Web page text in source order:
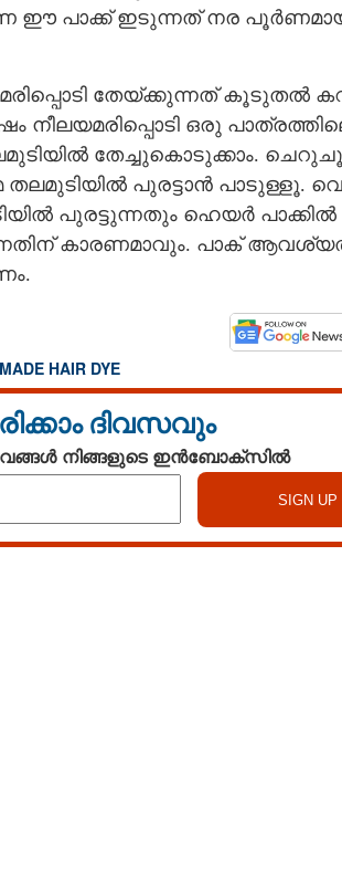
ഈ പാക്ക് ഇടുന്നത് നര
തേയ്ക്കുന്നത് കൂടുതൽ
നീലയമരിപ്പൊടി ഒരു
തേച്ചുകൊടുക്കാം.
തലമുടിയിൽ പുരട്ടാൻ പാടുള്ളൂ.
പുരട്ടുന്നതും ഹെയർ പാക്കിൽ
കാരണമാവും. പാക്
HAIR DYE
ദിവസവും
നിങ്ങളുടെ ഇൻബോക്സിൽ